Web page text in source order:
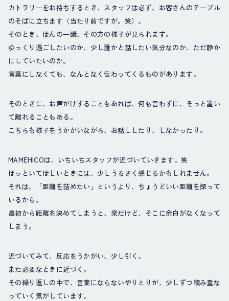
カトラリーをお持ちするとき、スタッフは必ず、お客さんのテーブル
のそばに立ちます（当たり前ですが。笑）。
そのとき、ほんの一瞬、その方の様子が見られます。
ゆっくり過ごしたいのか、少し誰かと話したい気分なのか、ただ静か
にしていたいのか。
言葉にしなくても、なんとなく伝わってくるものがあります。
そのときに、お声がけすることもあれば、何も言わずに、そっと置い
て離れることもある。
こちらも様子をうかがいながら、お話ししたり、しなかったり。
MAMEHICOは、いちいちスタッフが近づいていきます。笑
ほっといてほしいときには、少しうるさく感じるかもしれません。
それは、「距離を詰めたい」というより、ちょうどいい距離を探って
いるから。
最初から距離を決めてしまうと、楽だけど、そこに余白がなくなって
しまう。
近づいてみて、反応をうかがい、少し引く。
また必要なときに近づく。
その繰り返しの中で、言葉にならないやりとりが、少しずつ積み重な
っていく気がしています。